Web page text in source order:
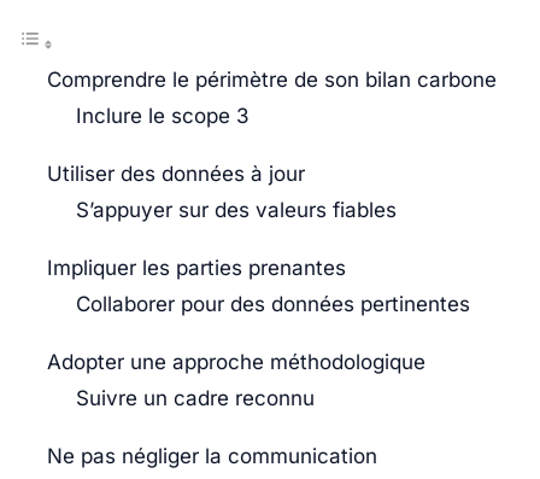
Comprendre le périmètre de son bilan carbone
Inclure le scope 3
Utiliser des données à jour
S’appuyer sur des valeurs fiables
Impliquer les parties prenantes
Collaborer pour des données pertinentes
Adopter une approche méthodologique
Suivre un cadre reconnu
Ne pas négliger la communication